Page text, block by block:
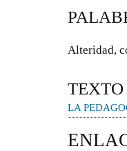
Alteridad,
TEXTO
LA